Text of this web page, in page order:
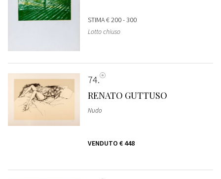
STIMA€ 200 - 300
Lotto chiuso
74
RENATO GUTTUSO
Nudo
VENDUTO € 448